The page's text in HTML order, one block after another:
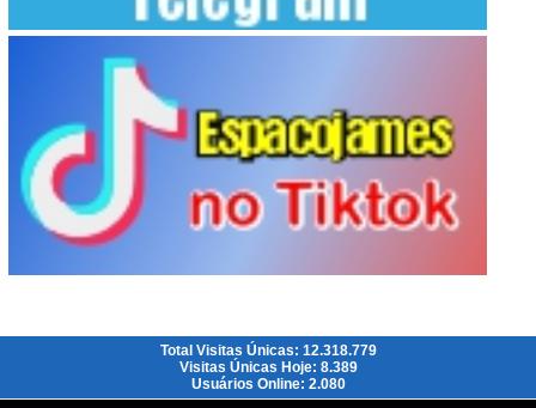
Total Visitas Únicas: 12.318.779
Visitas Únicas Hoje: 8.389
Usuários Online: 2.080